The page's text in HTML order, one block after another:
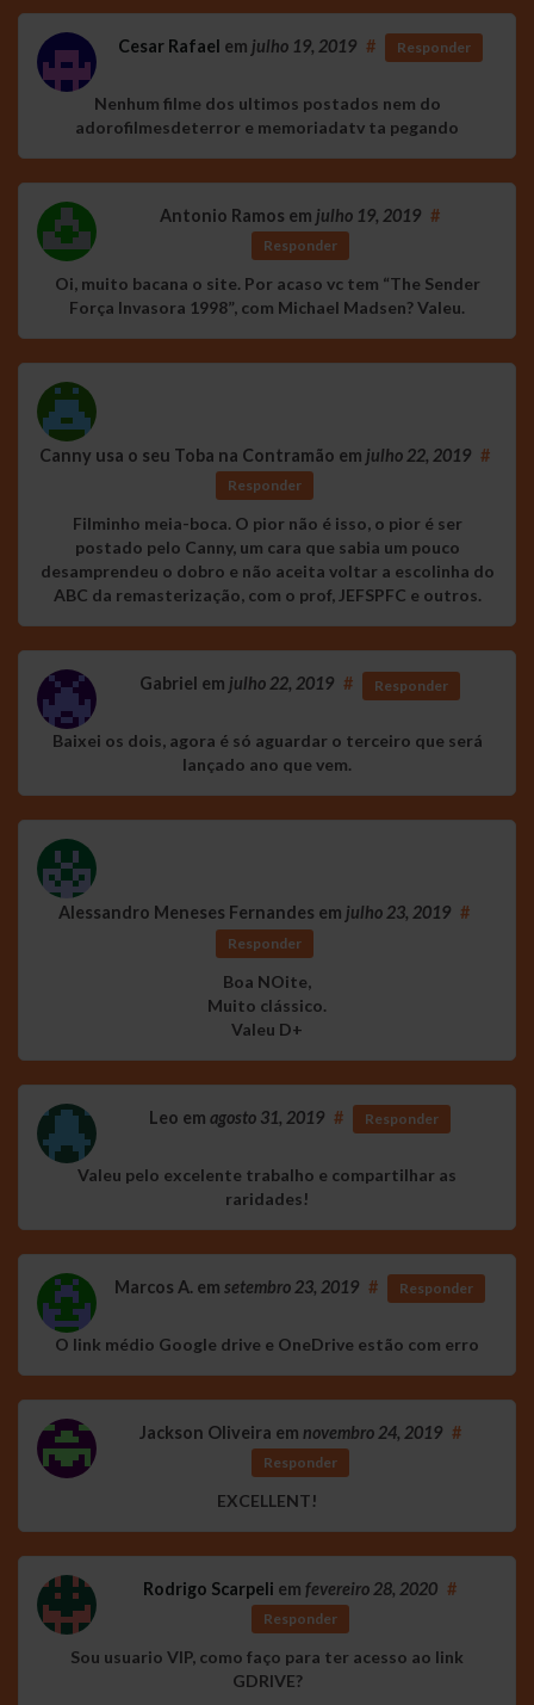
Cesar Rafael em julho 19, 2019 # Responder
Nenhum filme dos ultimos postados nem do
adorofilmesdeterror e memoriadatv ta pegando
Antonio Ramos em julho 19, 2019 #
Responder
Oi, muito bacana o site. Por acaso vc tem “The Sender
Força Invasora 1998”, com Michael Madsen? Valeu.
Canny usa o seu Toba na Contramão em julho 22, 2019 #
Responder
Filminho meia-boca. O pior não é isso, o pior é ser
postado pelo Canny, um cara que sabia um pouco
desamprendeu o dobro e não aceita voltar a escolinha do
ABC da remasterização, com o prof, JEFSPFC e outros.
Gabriel em julho 22, 2019 # Responder
Baixei os dois, agora é só aguardar o terceiro que será
lançado ano que vem.
Alessandro Meneses Fernandes em julho 23, 2019 #
Responder
Boa NOite,
Muito clássico.
Valeu D+
Leo em agosto 31, 2019 # Responder
Valeu pelo excelente trabalho e compartilhar as
raridades!
Marcos A. em setembro 23, 2019 # Responder
O link médio Google drive e OneDrive estão com erro
Jackson Oliveira em novembro 24, 2019 #
Responder
EXCELLENT!
Rodrigo Scarpeli em fevereiro 28, 2020 #
Responder
Sou usuario VIP, como faço para ter acesso ao link
GDRIVE?